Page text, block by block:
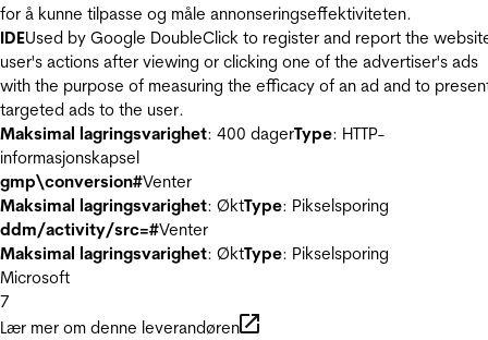
for å kunne tilpasse og måle annonseringseffektiviteten.
IDEUsed by Google DoubleClick to register and report the
user's actions after viewing or clicking one of the advertiser's ads
with the purpose of measuring the efficacy of an ad and to
targeted ads to the user.
Maksimal lagringsvarighet: 400 dagerType: HTTP-
informasjonskapsel
gmp\conversion#Venter
Maksimal lagringsvarighet: ØktType: Pikselsporing
ddm/activity/src=#Venter
Maksimal lagringsvarighet: ØktType: Pikselsporing
Microsoft
7
Lær mer om denne leverandøren